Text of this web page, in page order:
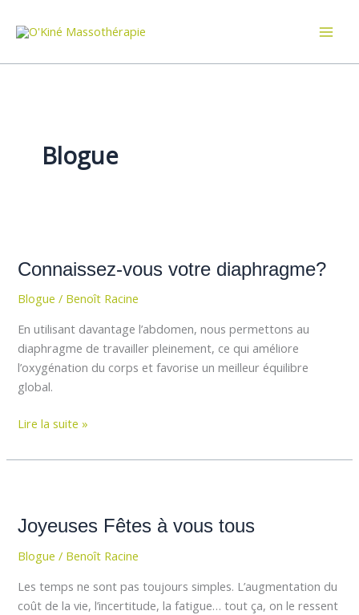
Blogue
Connaissez-vous votre diaphragme?
Blogue / Benoît Racine
En utilisant davantage l’abdomen, nous permettons au
diaphragme de travailler pleinement, ce qui améliore
l’oxygénation du corps et favorise un meilleur équilibre
global.
votre
Lire la suite »
Joyeuses Fêtes à vous tous
Blogue / Benoît Racine
Les temps ne sont pas toujours simples. L’augmentation du
coût de la vie, l’incertitude, la fatigue… tout ça, on le ressent
à
tous